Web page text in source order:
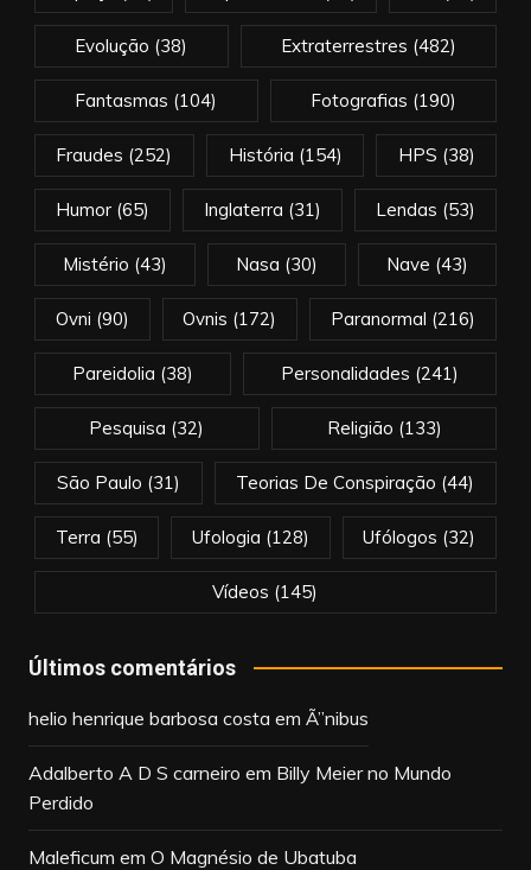
Evolução (38) Extraterrestres (482)
Fantasmas (104) Fotografias (190)
Fraudes (252) História (154) HPS (38)
Humor(65) Inglaterra (31) Lendas (53)
Mistério (43) Nasa (30) Nave (43)
Ovni (90) Ovnis (172) Paranormal (216)
Pareidolia (38) Personalidades (241)
Pesquisa (32) Religião (133)
São Paulo (31) Teorias De Conspiração (44)
Terra (55) Ufologia (128) Ufólogos (32)
Vídeos (145)
Últimos comentários
helio henrique barbosa costa em Ã”nibus
Adalberto A D S carneiro em Billy Meier no Mundo
Perdido
Maleficum em O Magnésio de Ubatuba